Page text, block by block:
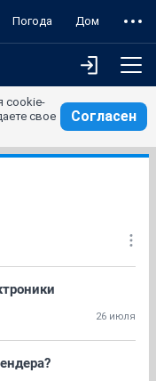
Погода Дом
cookie-
свое
Согласен
26 июля